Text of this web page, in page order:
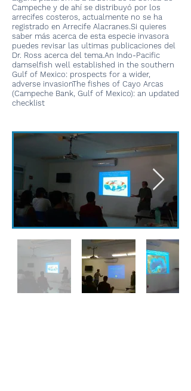
Campeche y de ahí se distribuyó por los
arrecifes costeros, actualmente no se ha
registrado en Arrecife Alacranes.Si quieres
saber más acerca de esta especie invasora
puedes revisar las ultimas publicaciones del
Dr. Ross acerca del tema.An Indo-Pacific
damselfish well established in the southern
Gulf of Mexico: prospects for a wider,
adverse invasionThe fishes of Cayo Arcas
(Campeche Bank, Gulf of Mexico): an updated
checklist